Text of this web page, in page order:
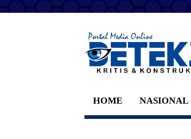
HOME NASIONAL